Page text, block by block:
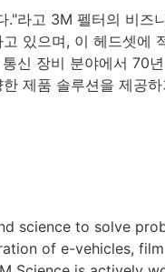
."라고 3M 펠터의 비
있으며, 이 헤드셋에
신 장비 분야에서 70
제품 솔루션을 제공
science to solve
of e-vehicles,